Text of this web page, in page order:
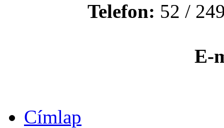
Telefon: 52 /
E-
Címlap